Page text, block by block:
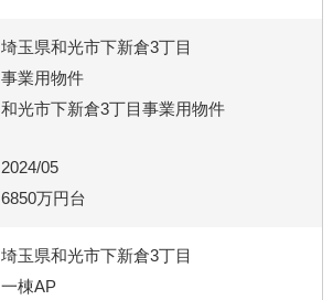
埼玉県和光市下新倉3丁目
事業用物件
和光市下新倉3丁目事業用物件
2024/05
6850万円台
埼玉県和光市下新倉3丁目
一棟AP